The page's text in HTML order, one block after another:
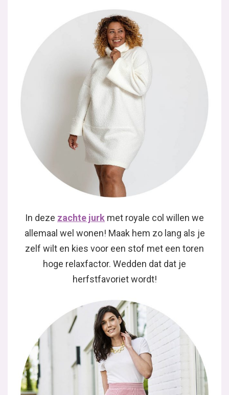
In deze zachte jurk met royale col willen we
allemaal wel wonen! Maak hem zo lang als je
zelf wilt en kies voor een stof met een toren
hoge relaxfactor. Wedden dat dat je
herfstfavoriet wordt!